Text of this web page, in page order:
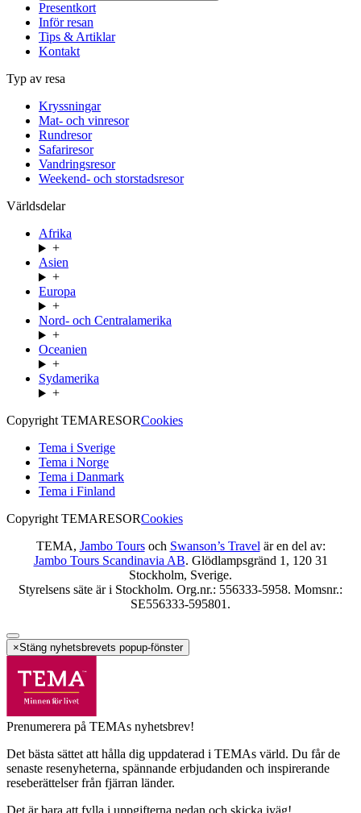
Presentkort
Inför resan
Tips & Artiklar
Kontakt
Typ av resa
Kryssningar
Mat- och vinresor
Rundresor
Safariresor
Vandringsresor
Weekend- och storstadsresor
Världsdelar
Afrika
+
Asien
+
Europa
+
Nord- och Centralamerika
+
Oceanien
+
Sydamerika
+
Copyright TEMARESORCookies
Tema i Sverige
Tema i Norge
Tema i Danmark
Tema i Finland
Copyright TEMARESORCookies
TEMA, Jambo Toursoch Swanson’s Travelär en del av:
Jambo Tours Scandinavia AB. Glödlampsgränd 1, 120 31
Stockholm, Sverige.
Styrelsens säte är i Stockholm. Org.nr.: 556333-5958. Momsnr.:
SE556333-595801.
×Stäng nyhetsbrevets popup-fönster
Prenumerera på TEMAs nyhetsbrev!
Det bästa sättet att hålla dig uppdaterad i TEMAs värld. Du får de
senaste resenyheterna, spännande erbjudanden och inspirerande
reseberättelser från fjärran länder.